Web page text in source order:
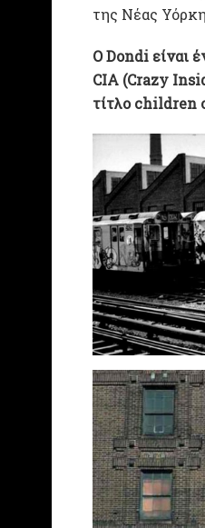
της Νέας
Ο Dondi είναι
CIA (Crazy
τίτλο children